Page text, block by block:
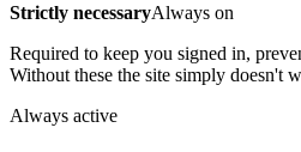
Strictly necessaryAlways on
Required to keep you signed in,
Without these the site simply doesn't
Always active